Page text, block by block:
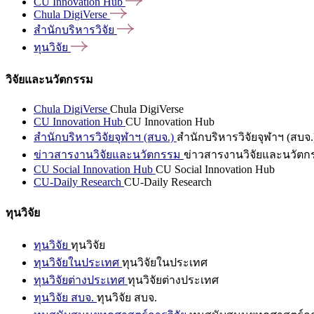
Chula DigiVerse
สำนักบริหารวิจัย
ทุนวิจัย
วิจัยและนวัตกรรม
Chula DigiVerse Chula DigiVerse
CU Innovation Hub CU Innovation Hub
สำนักบริหารวิจัยจุฬาฯ (สบจ.) สำนักบริหารวิจัยจุฬาฯ (สบจ
ข่าวสารงานวิจัยและนวัตกรรม ข่าวสารงานวิจัยและนวัตก
CU Social Innovation Hub CU Social Innovation Hub
CU-Daily Research CU-Daily Research
ทุนวิจัย
ทุนวิจัย ทุนวิจัย
ทุนวิจัยในประเทศ ทุนวิจัยในประเทศ
ทุนวิจัยต่างประเทศ ทุนวิจัยต่างประเทศ
ทุนวิจัย สบจ. ทุนวิจัย สบจ.